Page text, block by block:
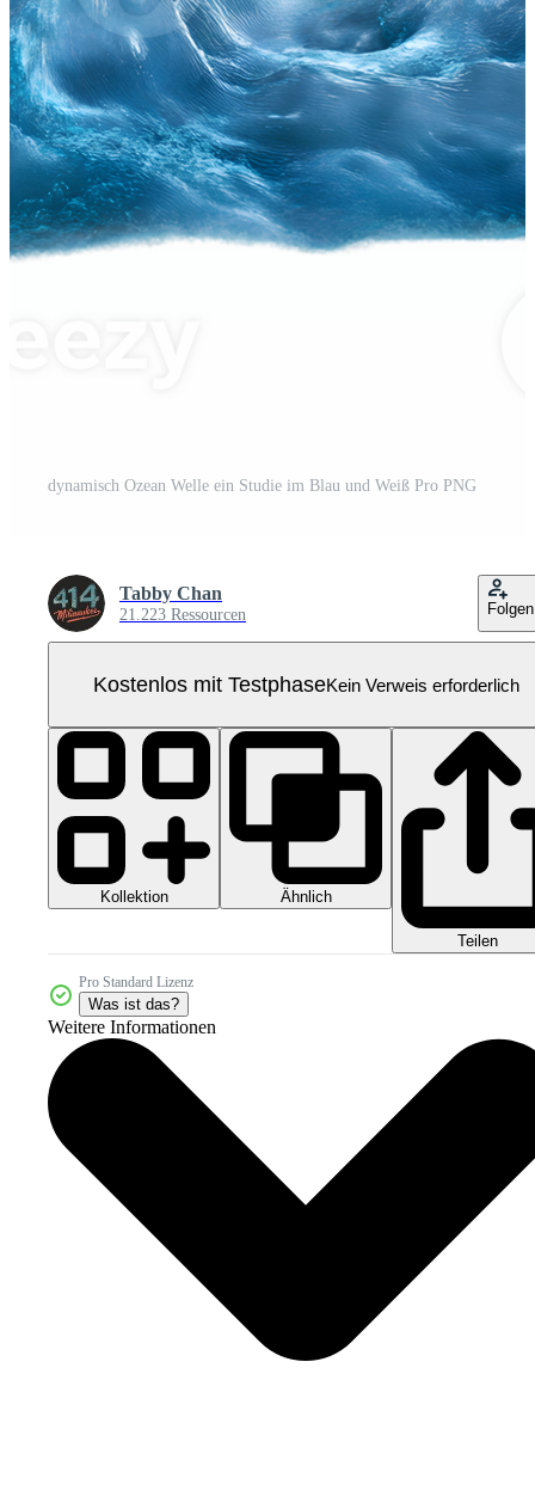
dynamisch Ozean Welle ein Studie im Blau und Weiß Pro PNG
Tabby Chan
21.223 Ressourcen Folgen
Kostenlos mit TestphaseKein Verweis erforderlich
Kollektion Ähnlich
Teilen
Pro Standard Lizenz
Was ist das?
Weitere Informationen